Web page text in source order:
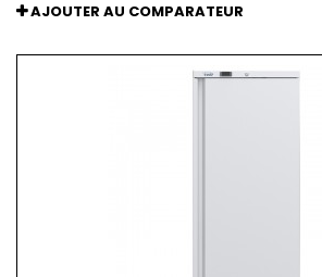
AJOUTER AU COMPARATEUR